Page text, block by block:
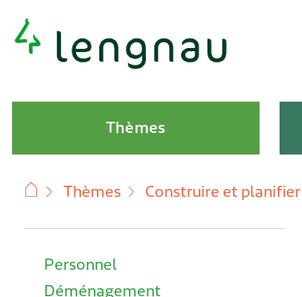
Navigation rapide
Hauptnavigation
Thèmes
Thèmes Construire et planifier
Personnel
Déménagement